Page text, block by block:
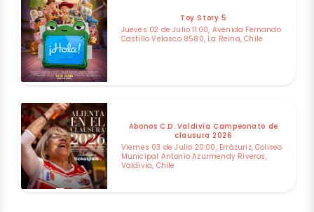
Toy Story 5
Jueves 02 de Julio 11:00, Avenida Fernando
Castillo Velasco 8580, La Reina, Chile
Abonos C.D. Valdivia Campeonato de
clausura 2026
Viernes 03 de Julio 20:00, Errázuriz, Coliseo
Municipal Antonio Azurmendy Riveros,
Valdivia, Chile